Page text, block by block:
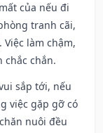
của nếu đi
tranh cãi,
làm chậm,
chắc chắn.
sắp tới, nếu
việc gặp gỡ có
nuôi đều